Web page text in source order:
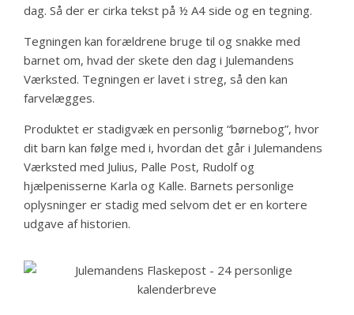
dag. Så der er cirka tekst på ½ A4 side og en tegning.
Tegningen kan forældrene bruge til og snakke med
barnet om, hvad der skete den dag i Julemandens
Værksted. Tegningen er lavet i streg, så den kan
farvelægges.
Produktet er stadigvæk en personlig “børnebog”, hvor
dit barn kan følge med i, hvordan det går i Julemandens
Værksted med Julius, Palle Post, Rudolf og
hjælpenisserne Karla og Kalle. Barnets personlige
oplysninger er stadig med selvom det er en kortere
udgave af historien.